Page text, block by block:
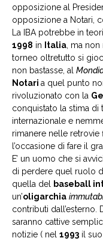
opposizione al
opposizione a Notari,
La IBA potrebbe in
1998 in Italia , ma
torneo oltretutto si
non bastasse, al
Notari a quel punto
rivoluzionato con la
conquistato la stima di
internazionale e
rimanere nelle retrovie
l’occasione di fare il
E’ un uomo che si
di perdere quel ruolo
quella del
baseball
un’oligarchia
contributi dall’esterno.
saranno cattive
notizie ( nel 1993 il